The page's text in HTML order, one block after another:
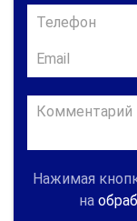
Нажимая
на